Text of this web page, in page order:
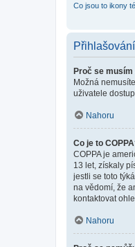
Co jsou to ikony
Proč se
Možná
uživatele
Nahoru
Co je to
COPPA je
13 let, získaly
jestli se toto
na vědomí, že
kontaktovat
Nahoru